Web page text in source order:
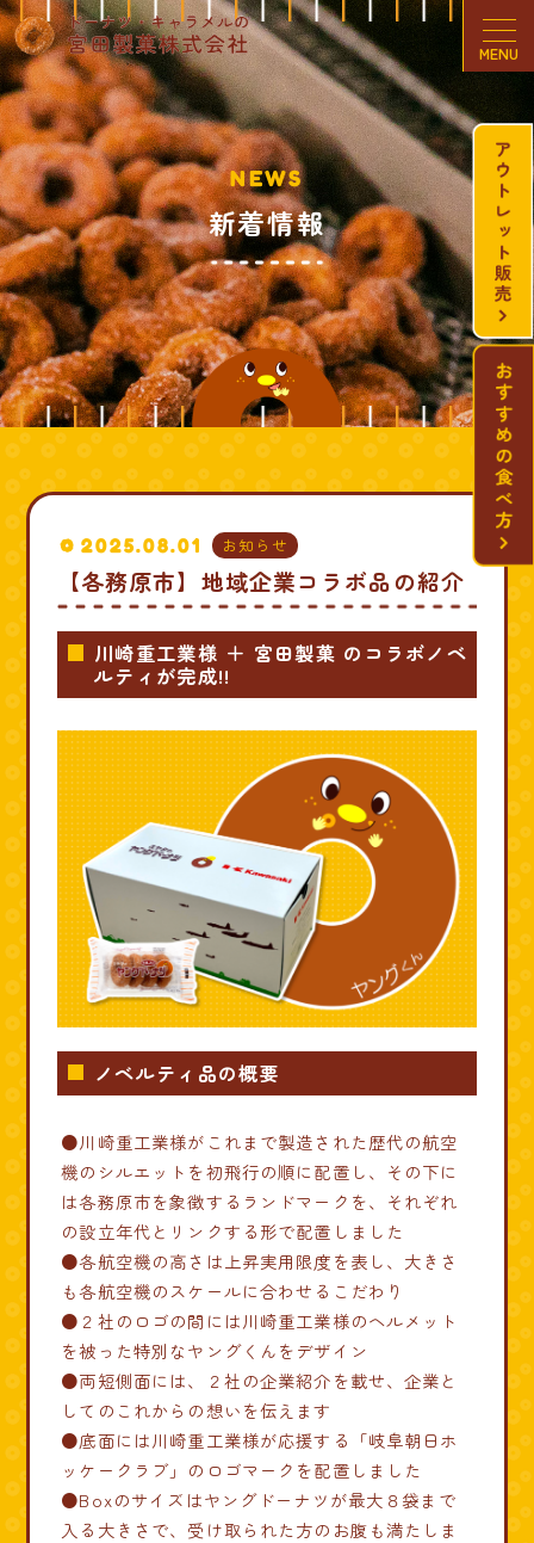
NEWS
新着情報
2025.08.01 お知らせ
【各務原市】地域企業コラボ品の紹介
川崎重工業様 ＋ 宮田製菓 のコラボノベ
ルティが完成!!
ノベルティ品の概要
●川崎重工業様がこれまで製造された歴代の航空
機のシルエットを初飛行の順に配置し、その下に
は各務原市を象徴するランドマークを、それぞれ
の設立年代とリンクする形で配置しました
●各航空機の高さは上昇実用限度を表し、大きさ
も各航空機のスケールに合わせるこだわり
●２社のロゴの間には川崎重工業様のヘルメット
を被った特別なヤングくんをデザイン
●両短側面には、２社の企業紹介を載せ、企業と
してのこれからの想いを伝えます
●底面には川崎重工業様が応援する「岐阜朝日ホ
ッケークラブ」のロゴマークを配置しました
●Boxのサイズはヤングドーナツが最大８袋まで
入る大きさで、受け取られた方のお腹も満たしま
MENU